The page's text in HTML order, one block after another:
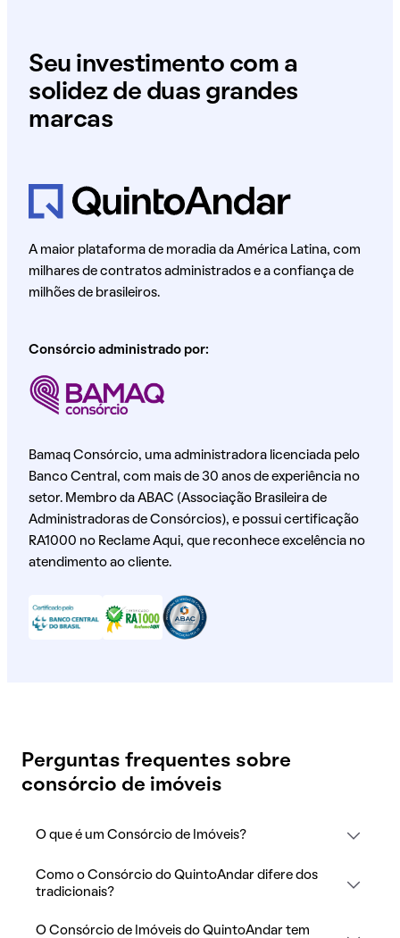
Seu investimento com a
solidez de duas grandes
marcas
A maior plataforma de moradia da América Latina, com
milhares de contratos administrados e a confiança de
milhões de brasileiros.
Consórcio administrado por:
Bamaq Consórcio, uma administradora licenciada pelo
Banco Central, com mais de 30 anos de experiência no
setor. Membro da ABAC (Associação Brasileira de
Administradoras de Consórcios), e possui certificação
RA1000 no Reclame Aqui, que reconhece excelência no
atendimento ao cliente.
Perguntas frequentes sobre
consórcio de imóveis
O que é um Consórcio de Imóveis?
Como o Consórcio do QuintoAndar difere dos
tradicionais?
O Consórcio de Imóveis do QuintoAndar tem